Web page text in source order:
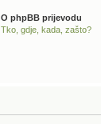
O phpBB prijevodu
Tko, gdje, kada, zašto?